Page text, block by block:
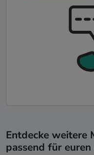
Entdecke weitere
passend für